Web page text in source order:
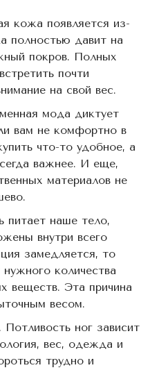
кожа появляется из-
полностью давит на
покров. Полных
почти
на свой вес.
мода диктует
вам не комфортно в
что-то удобное, а
важнее. И еще,
материалов не
питает наше тело,
внутри всего
замедляется, то
количества
веществ. Эта причина
весом.
ног зависит
вес, одежда и
трудно и